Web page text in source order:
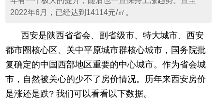
2022年6月，已经达到14114元/㎡。
西安是陕西省省会、副省级市、特大城市、西安
都市圈核心区、关中平原城市群核心城市，国务院批
复确定的中国西部地区重要的中心城市。作为省会城
市，自然被关心的少不了房价情况。历年来西安房价
是涨还是跌? 我们可以看看以下数据。